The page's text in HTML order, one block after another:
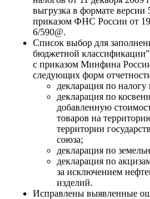
выгрузка в формате
приказом ФНС России от
6/590@.
Список выбор для
бюджетной классификации"
с приказом Минфина
следующих форм
декларация по
декларация по
добавленную
товаров на
территории
союза;
декларация по
декларация по
за исключением
изделий.
Исправлены выявленные